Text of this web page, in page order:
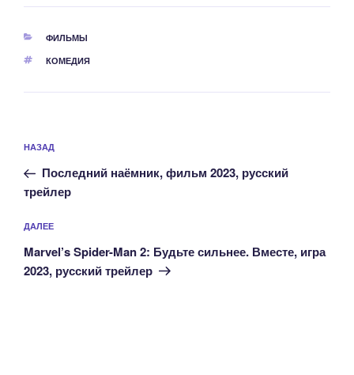
РУБРИКИ
ФИЛЬМЫ
МЕТКИ
КОМЕДИЯ
по
записям
Предыдущая
запись:
НАЗАД
Последний наёмник, фильм 2023, русский
трейлер
Следующая
запись
ДАЛЕЕ
Marvel’s Spider-Man 2: Будьте сильнее. Вместе, игра
2023, русский трейлер